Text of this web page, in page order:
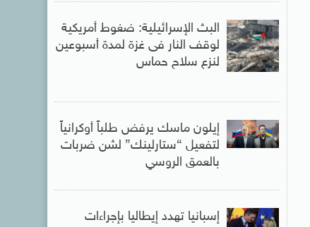
البث الإسرائيلية: ضغوط أمريكية
لوقف النار فى غزة لمدة أسبوعين
لنزع سلاح حماس
إيلون ماسك يرفض طلباً أوكرانياً
لتفعيل “ستارلينك” لشن ضربات
بالعمق الروسي
إسبانيا تهدد إيطاليا بإجراءات